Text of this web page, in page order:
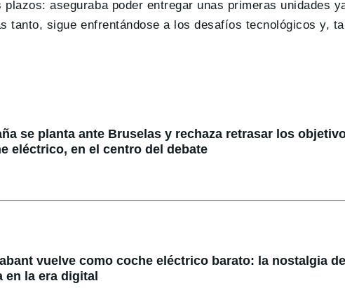
aseguraba poder entregar unas primeras unidades
tanto, sigue enfrentándose a los desafíos tecnológicos y,
se planta ante Bruselas y rechaza retrasar los
eléctrico, en el centro del debate
vuelve como coche eléctrico barato: la nostalgia
en la era digital